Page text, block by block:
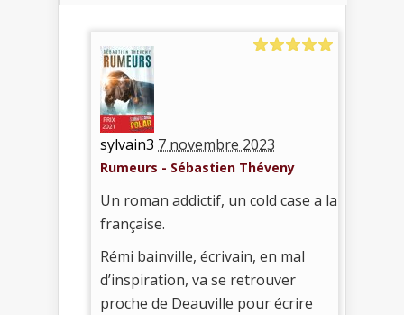
sylvain3 7 novembre 2023
Rumeurs - Sébastien Théveny
Un roman addictif, un cold case a la
française.
Rémi bainville, écrivain, en mal
d’inspiration, va se retrouver
proche de Deauville pour écrire